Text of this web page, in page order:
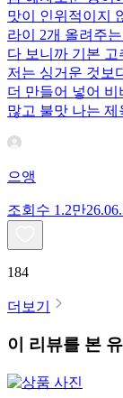
맛이 인위적이지
라이 2개 올려주
다 보니까 기본
저는 싱거운 것보
더 만들어 넣어
많고 불맛 나는
으앵
조회수 1.2만
184
더보기
이 리뷰를 본